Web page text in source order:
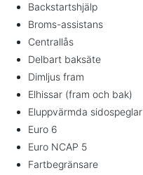
Backstartshjälp
Broms-assistans
Centrallås
Delbart baksäte
Dimljus fram
Elhissar (fram och bak)
Eluppvärmda sidospeglar
Euro 6
Euro NCAP 5
Fartbegränsare